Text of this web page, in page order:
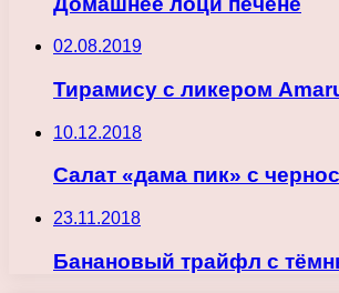
02.08.2019
Тирамису с ликером
10.12.2018
Салат «дама пик» с
23.11.2018
Банановый трайфл с